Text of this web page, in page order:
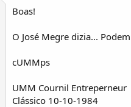
Boas!
O José Megre dizia...
cUMMps
UMM Cournil Entreperneur
Clássico 10-10-1984